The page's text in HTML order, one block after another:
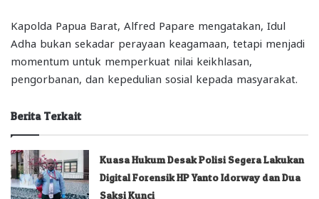
Kapolda Papua Barat, Alfred Papare mengatakan, Idul
Adha bukan sekadar perayaan keagamaan, tetapi menjadi
momentum untuk memperkuat nilai keikhlasan,
pengorbanan, dan kepedulian sosial kepada masyarakat.
Berita Terkait
Kuasa Hukum Desak Polisi Segera Lakukan
Digital Forensik HP Yanto Idorway dan Dua
Saksi Kunci